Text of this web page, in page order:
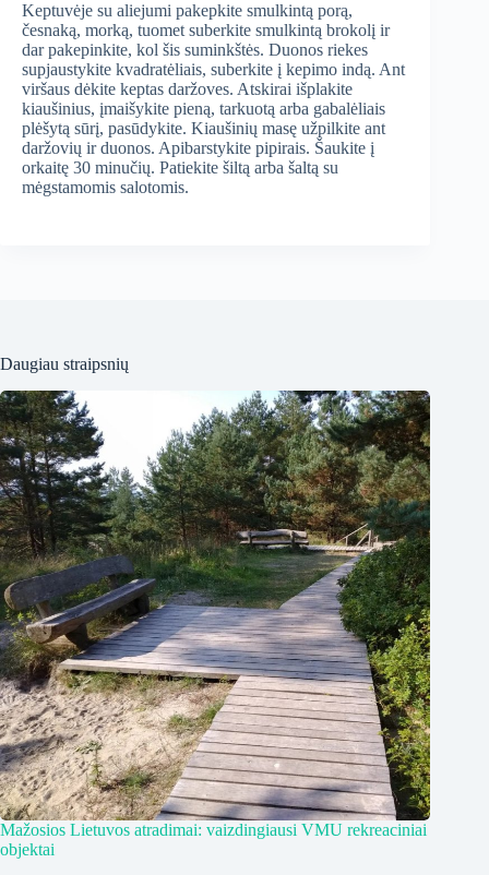
Keptuvėje su aliejumi pakepkite smulkintą porą,
česnaką, morką, tuomet suberkite smulkintą brokolį ir
dar pakepinkite, kol šis suminkštės. Duonos riekes
supjaustykite kvadratėliais, suberkite į kepimo indą. Ant
viršaus dėkite keptas daržoves. Atskirai išplakite
kiaušinius, įmaišykite pieną, tarkuotą arba gabalėliais
plėšytą sūrį, pasūdykite. Kiaušinių masę užpilkite ant
daržovių ir duonos. Apibarstykite pipirais. Šaukite į
orkaitę 30 minučių. Patiekite šiltą arba šaltą su
mėgstamomis salotomis.
Daugiau straipsnių
Mažosios Lietuvos atradimai: vaizdingiausi VMU rekreaciniai
objektai